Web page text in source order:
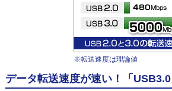
※転送速度は理論値
データ転送速度が速い！「